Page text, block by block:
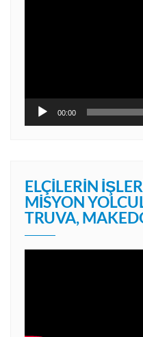
00:00
ELÇILERIN
MISYON
TRUVA,